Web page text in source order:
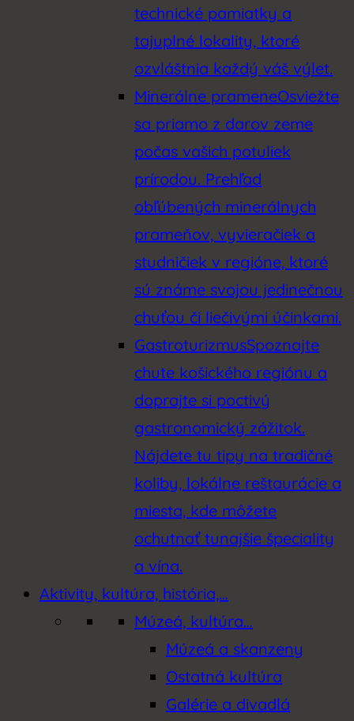
technické pamiatky a
tajuplné lokality, ktoré
ozvláštnia každý váš výlet.
Minerálne prameneOsviežte
sa priamo z darov zeme
počas vašich potuliek
prírodou. Prehľad
obľúbených minerálnych
prameňov, vyvieračiek a
studničiek v regióne, ktoré
sú známe svojou jedinečnou
chuťou či liečivými účinkami.
GastroturizmusSpoznajte
chute košického regiónu a
doprajte si poctivý
gastronomický zážitok.
Nájdete tu tipy na tradičné
koliby, lokálne reštaurácie a
miesta, kde môžete
ochutnať tunajšie špeciality
a vína.
Aktivity, kultúra, história,…
Múzeá, kultúra…
Múzeá a skanzeny
Ostatná kultúra
Galérie a divadlá